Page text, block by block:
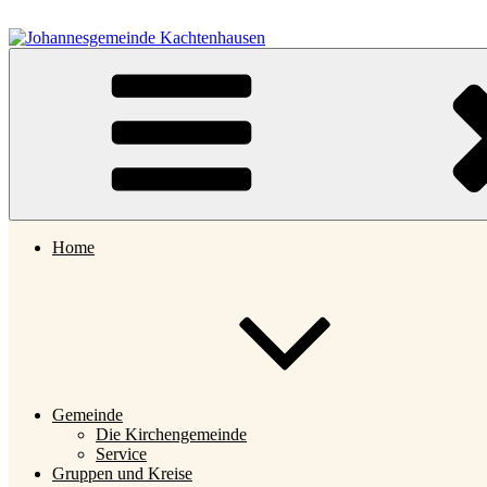
Inhalt
springen
Johannesgemeinde Kachtenhausen
Home
Gemeinde
Die Kirchengemeinde
Service
Gruppen und Kreise